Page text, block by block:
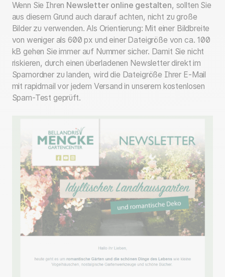
Wenn Sie Ihren Newsletter online gestalten, sollten Sie
aus diesem Grund auch darauf achten, nicht zu große
Bilder zu verwenden. Als Orientierung: Mit einer Bildbreite
von weniger als 600 px und einer Dateigröße von ca. 100
kB gehen Sie immer auf Nummer sicher. Damit Sie nicht
riskieren, durch einen überladenen Newsletter direkt im
Spamordner zu landen, wird die Dateigröße Ihrer E-Mail
mit rapidmail vor jedem Versand in unserem kostenlosen
Spam-Test geprüft.